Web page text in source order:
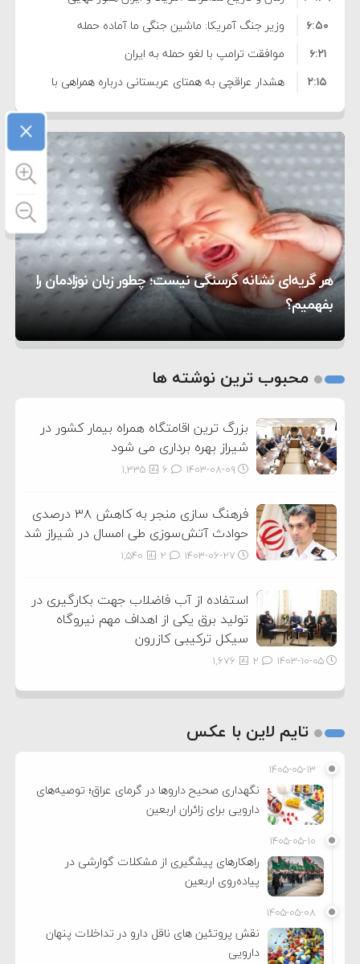
نشده است
وزیر جنگ آمریکا: ماشین جنگی ما آماده حمله
نظامی علیه ایران است
۶:۵۰
موافقت ترامپ با لغو حمله به ایران
۶:۲۱
هشدار عراقچی به همتای عربستانی درباره همراهی با
آمریکا
۲:۱۵
مقام ارشد امنیتی: برنامه گسترده‌ای برای پاسخ به
دیوانگی آمریکا داریم
۷:۱۰
ترامپ دستور حملات جدید علیه ایران را صادر کرد
۵:۴۵
سپاه: دو نفتکش متخلف مورد اصابت قرار گرفته و
متوقف شدند
۱۲:۵۹
ترامپ مدعی توافق تاریخی برای خلع سلاح کامل
حماس شد
۸:۵۷
اعتراض عراقچی به همتای بلغارستانی به دلیل کمک
به آمریکا در حملات به ایران
۱۶:۱۹
کشورهایی که به متجاوزان کمک می کنند پاسخ
سختی خواهند گرفت
۱۰:۱۵
سنتکام پایان تجاوز جدید به ایران را اعلام کرد
۶:۰۵
هر گریه‌ای نشانه گرسنگی نیست؛ چطور زبان نوزادمان را
بفهمیم؟
تغذیه پدر می‌تواند بر سلامت نوزاد تأثیر بگذارد
روی دیگر زندگی
2
محبوب ترین نوشته ها
بزرگ ترین اقامتگاه همراه بیمار کشور در
شیراز بهره برداری می شود
۱۴۰۳-۰۸-۰۹ 1,335
فرهنگ سازی منجر به کاهش ۳۸ درصدی
حوادث آتش‌سوزی طی امسال در شیراز شد
۱۴۰۳-۰۶-۲۷ 1,540
استفاده از آب فاضلاب جهت بکارگیری در
تولید برق یکی از اهداف مهم نیروگاه
سیکل ترکیبی کازرون
۱۴۰۳-۱۰-۰۵ 1,676
تایم لاین با عکس
۱۴۰۵-۰۵-۱۳
نگهداری صحیح داروها در گرمای عراق؛ توصیه‌های
دارویی برای زائران اربعین
۱۴۰۵-۰۵-۱۰
راهکارهای پیشگیری از مشکلات گوارشی در
پیاده‌روی اربعین
۱۴۰۵-۰۵-۰۸
نقش پروتئین های ناقل دارو در تداخلات پنهان
دارویی
×